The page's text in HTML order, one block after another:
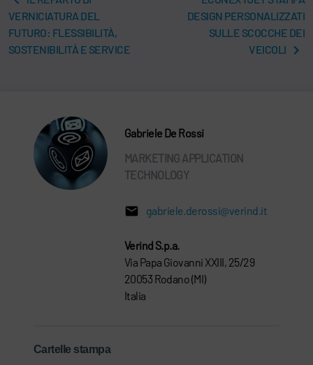
VERNICIATURA DEL
FUTURO: FLESSIBILITÀ,
SOSTENIBILITÀ E SERVICE
DESIGN PERSONALIZZATI
SULLE SCOCCHE DEI
VEICOLI
Gabriele De Rossi
MARKETING APPLICATION
TECHNOLOGY
gabriele.derossi@verind.it
Verind S.p.a.
Via Papa Giovanni XXIII, 25/29
20053 Rodano (MI)
Italia
Cartelle stampa